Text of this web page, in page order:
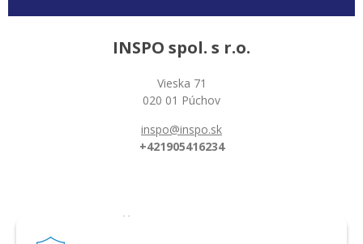
INSPO spol. s r.o.
Vieska 71
020 01 Púchov
inspo@inspo.sk
+421905416234
Všetko o nákupe